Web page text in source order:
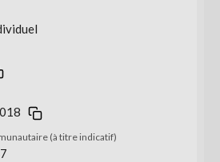
(à titre indicatif)